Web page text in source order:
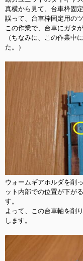
真横から見て、台車枠固
誤って、台車枠固定用の
この作業で、台車にガタ
（ちなみに、この作業中
た。）
ウォームギアホルダを削
ット内部での位置が下が
す。
よって、この台車軸を削
します。